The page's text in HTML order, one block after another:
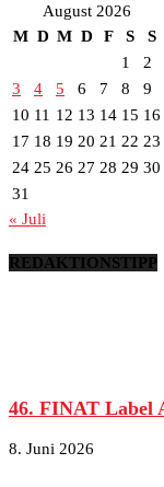
August 2026
M D M D F S
S
1
2
3
4 5 6 7 8
9
10 11 12 13 14 15 16
17 18 19 20 21 22 23
24 25 26 27 28 29 30
31
« Juli
REDAKTIONSTIPP
46. FINAT Label
8. Juni 2026